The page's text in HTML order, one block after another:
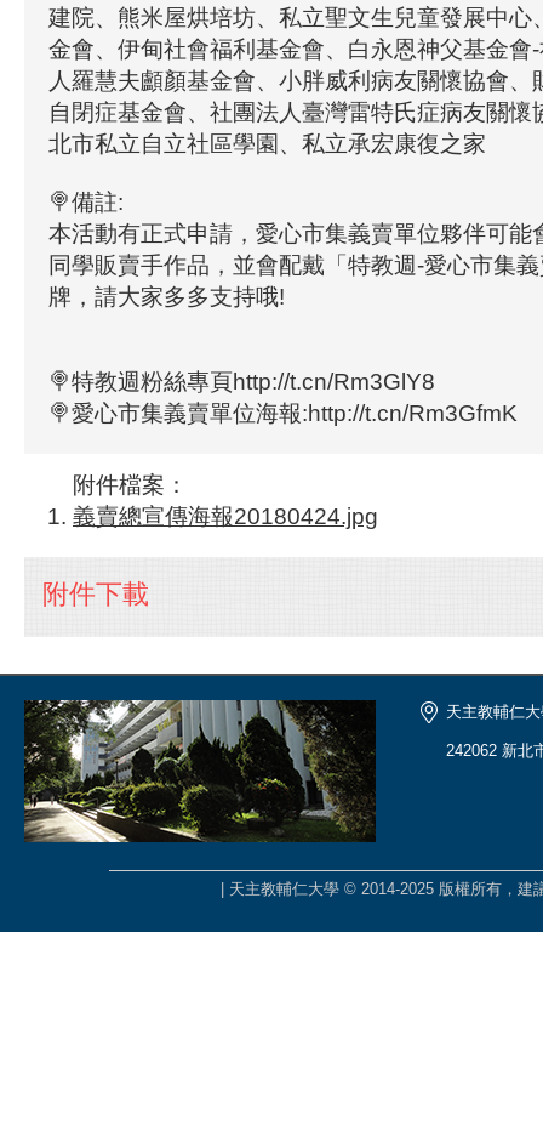
建院、熊米屋烘培坊、私立聖文生兒童發展中心
金會、伊甸社會福利基金會、白永恩神父基金會
人羅慧夫顱顏基金會、小胖威利病友關懷協會、
自閉症基金會、社團法人臺灣雷特氏症病友關懷
北市私立自立社區學園、私立承宏康復之家
🍭備註:
本活動有正式申請，愛心市集義賣單位夥伴可能
同學販賣手作品，並會配戴「特教週-愛心市集
牌，請大家多多支持哦!
🍭特教週粉絲專頁http://t.cn/Rm3GlY8
🍭愛心市集義賣單位海報:http://t.cn/Rm3GfmK
附件檔案：
義賣總宣傳海報20180424.jpg
附件下載
天主教輔仁
242062 新北
| 天主教輔仁大學 © 2014-2025 版權所有，